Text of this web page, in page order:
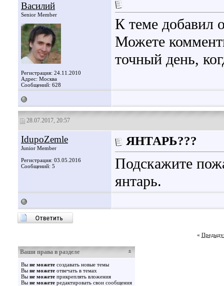
Василий
Senior Member
Регистрация: 24.11.2010
Адрес: Москва
Сообщений: 628
К теме добавил
Можете
точный день,
28.07.2017, 20:57
IdupoZemle
Junior Member
Регистрация: 03.05.2016
Сообщений: 5
ЯНТАРЬ???
Подскажите
янтарь.
«
Ваши права в разделе
Вы не можете создавать новые темы
Вы не можете отвечать в темах
Вы не можете прикреплять вложения
Вы не можете редактировать свои сообщения